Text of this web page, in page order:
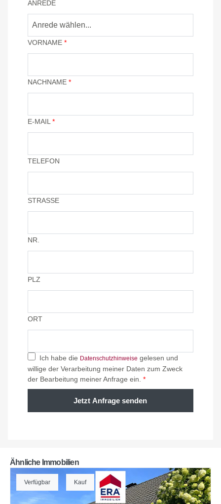
ANREDE
Anrede wählen...
VORNAME *
NACHNAME *
E-MAIL *
TELEFON
STRASSE
NR.
PLZ
ORT
Ich habe die Datenschutzhinweise gelesen und
willige der Verarbeitung meiner Daten zum Zweck
der Bearbeitung meiner Anfrage ein. *
Jetzt Anfrage senden
Ähnliche Immobilien
Verfügbar Kauf